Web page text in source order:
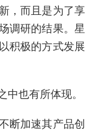
，而且是为了享
调研的结果。星
积极的方式发展
也有所体现。
断加速其产品创